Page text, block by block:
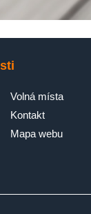
Volná místa
Kontakt
Mapa webu